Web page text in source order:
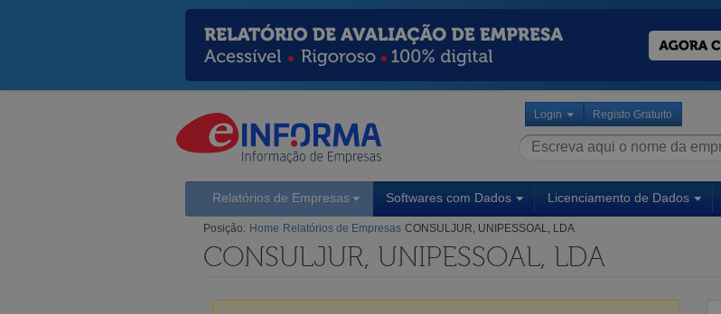
Login Registo Gratuito
Relatórios de Empresas Softwares com Dados Licenciamento de Dados
Posição: Home Relatórios de Empresas CONSULJUR, UNIPESSOAL, LDA
CONSULJUR, UNIPESSOAL, LDA